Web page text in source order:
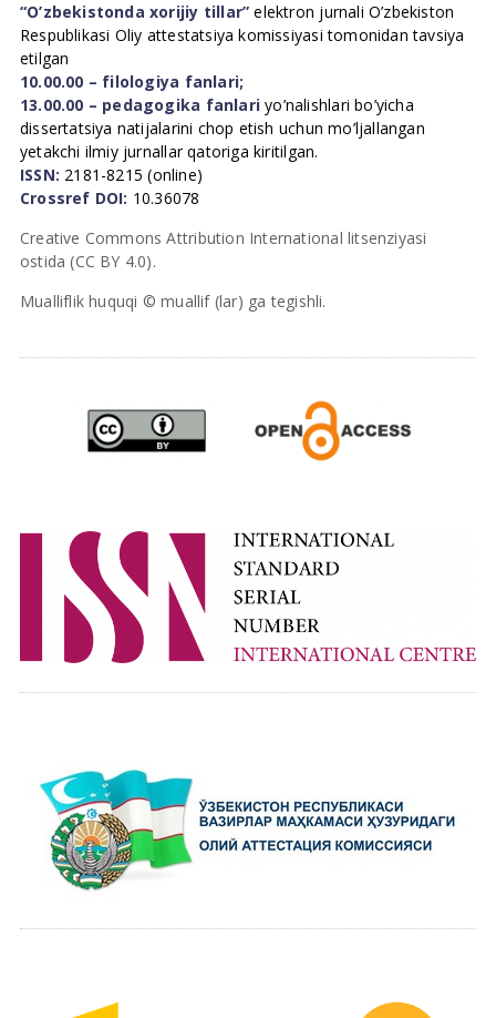
“O’zbekistonda xorijiy tillar” elektron jurnali O’zbekiston
Respublikasi Oliy attestatsiya komissiyasi tomonidan tavsiya
etilgan
10.00.00 – filologiya fanlari;
13.00.00 – pedagogika fanlari yo’nalishlari bo’yicha
dissertatsiya natijalarini chop etish uchun mo’ljallangan
yetakchi ilmiy jurnallar qatoriga kiritilgan.
ISSN: 2181-8215 (online)
Crossref DOI: 10.36078
Creative Commons Attribution International litsenziyasi
ostida (CC BY 4.0).
Mualliflik huquqi © muallif (lar) ga tegishli.